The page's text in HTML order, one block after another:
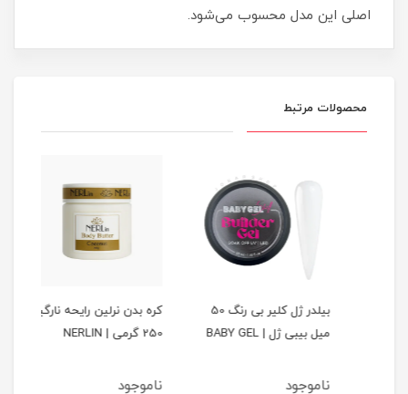
اصلی این مدل محسوب می‌شود.
محصولات مرتبط
بیلدر ژل کلیر بی رنگ 50
میل بیبی ژل | BABY GEL
ناموجود
کره بدن نرلین رایحه نارگیل
ناموجود